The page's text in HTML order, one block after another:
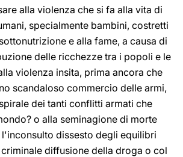
alla violenza che si fa alla vita di
specialmente bambini, costretti
e alla fame, a causa di
delle ricchezze tra i popoli e le
violenza insita, prima ancora che
scandaloso commercio delle armi,
dei tanti conflitti armati che
o alla seminagione di morte
dissesto degli equilibri
diffusione della droga o col